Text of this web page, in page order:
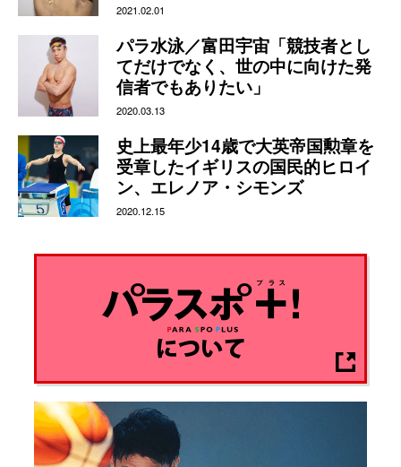
2021.02.01
パラ水泳／富田宇宙「競技者とし
てだけでなく、世の中に向けた発
信者でもありたい」
2020.03.13
史上最年少14歳で大英帝国勲章を
受章したイギリスの国民的ヒロイ
ン、エレノア・シモンズ
2020.12.15